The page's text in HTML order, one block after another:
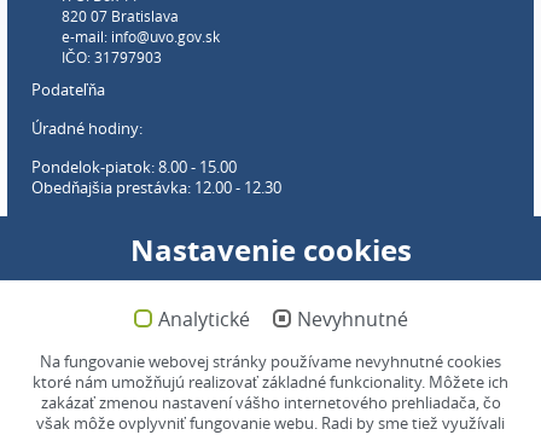
Nastavenie cookies
Analytické Nevyhnutné
Na fungovanie webovej stránky používame nevyhnutné cookies
ktoré nám umožňujú realizovať základné funkcionality. Môžete ich
zakázať zmenou nastavení vášho internetového prehliadača, čo
však môže ovplyvniť fungovanie webu. Radi by sme tiež využívali
820 07 Bratislava
e-mail: info@uvo.gov.sk
IČO: 31797903
Podateľňa
Úradné hodiny:
Pondelok-piatok: 8.00 - 15.00
Obedňajšia prestávka: 12.00 - 12.30
Pondelok-piatok: 8:00-16:00
(garantovaná dostupnosť)
(len pracovné dni.
.)
Mapa stránok
Webmaster:webmaster@uvo.gov.sk